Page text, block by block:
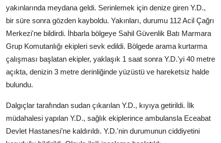
yakınlarında meydana geldi. Serinlemek için denize giren Y.D.,
bir süre sonra gözden kayboldu. Yakınları, durumu 112 Acil Çağrı
Merkezi'ne bildirdi. İhbarla bölgeye Sahil Güvenlik Batı Marmara
Grup Komutanlığı ekipleri sevk edildi. Bölgede arama kurtarma
çalışması başlatan ekipler, yaklaşık 1 saat sonra Y.D.'yi 40 metre
açıkta, denizin 3 metre derinliğinde yüzüstü ve hareketsiz halde
bulundu.
Dalgıçlar tarafından sudan çıkarılan Y.D., kıyıya getirildi. İlk
müdahalesi yapılan Y.D., sağlık ekiplerince ambulansla Eceabat
Devlet Hastanesi’ne kaldırıldı. Y.D.'nin durumunun ciddiyetini